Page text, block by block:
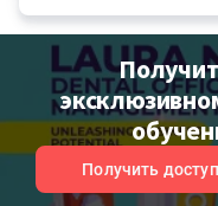
Получить доступ